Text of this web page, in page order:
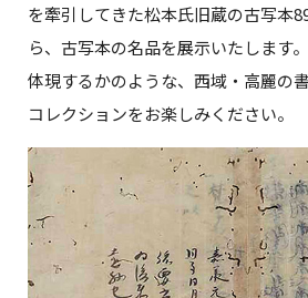
を牽引してきた松本氏旧蔵の古写本
ら、古写本の名品を展示いたします
体現するかのような、西域・高麗の
コレクションをお楽しみください。